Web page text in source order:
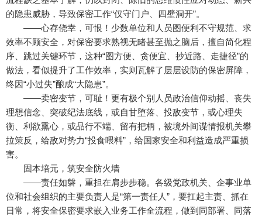
的隐患威胁，导致保密工作“仅守门户、四壁洞开”。
——心存侥幸，可恨！少数单位和人员图便利不守规范、求
效率不顾安全，对保密要求熟视无睹甚至抛之脑后，擅自简化程
序、跳过关键环节，这种“图方便、贪便宜、抄近路、走捷径”的
做法，看似提升了工作效率，实则瓦解了层层设防的保密屏障，
终因“小过失”酿成“大隐患”。
——卖密变节，可耻！更有极个别人员政治信仰动摇、丧失
理想信念、突破纪法底线，或自甘堕落、投敌变节，或心理失
衡、利欲熏心，或品行不端、留有把柄，被境外间谍情报机关攀
拉策反，给敌对势力“投食喂料”，给国家安全和利益造成严重损
害。
固本培元，筑安全防火墙
——责任如磐，重担在肩步步稳。各级党政机关、企事业单
位和社会组织的主要负责人是“第一责任人”，要扛起主责、抓在
日常，将安全保密要求嵌入业务工作全流程，做到同部署、同落